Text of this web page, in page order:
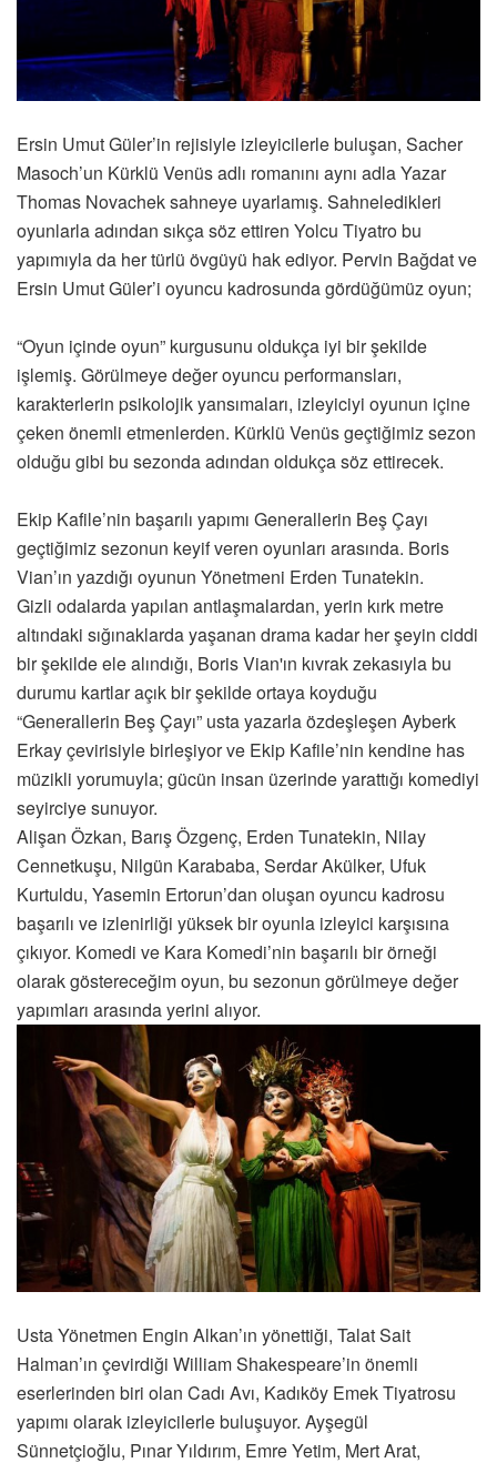
Ersin Umut Güler’in rejisiyle izleyicilerle buluşan, Sacher
Masoch’un Kürklü Venüs adlı romanını aynı adla Yazar
Thomas Novachek sahneye uyarlamış. Sahneledikleri
oyunlarla adından sıkça söz ettiren Yolcu Tiyatro bu
yapımıyla da her türlü övgüyü hak ediyor. Pervin Bağdat ve
Ersin Umut Güler’i oyuncu kadrosunda gördüğümüz oyun;
“Oyun içinde oyun” kurgusunu oldukça iyi bir şekilde
işlemiş. Görülmeye değer oyuncu performansları,
karakterlerin psikolojik yansımaları, izleyiciyi oyunun içine
çeken önemli etmenlerden. Kürklü Venüs geçtiğimiz sezon
olduğu gibi bu sezonda adından oldukça söz ettirecek.
Ekip Kafile’nin başarılı yapımı Generallerin Beş Çayı
geçtiğimiz sezonun keyif veren oyunları arasında. Boris
Vian’ın yazdığı oyunun Yönetmeni Erden Tunatekin.
Gizli odalarda yapılan antlaşmalardan, yerin kırk metre
altındaki sığınaklarda yaşanan drama kadar her şeyin ciddi
bir şekilde ele alındığı, Boris Vian'ın kıvrak zekasıyla bu
durumu kartlar açık bir şekilde ortaya koyduğu
“Generallerin Beş Çayı” usta yazarla özdeşleşen Ayberk
Erkay çevirisiyle birleşiyor ve Ekip Kafile’nin kendine has
müzikli yorumuyla; gücün insan üzerinde yarattığı komediyi
seyirciye sunuyor.
Alişan Özkan, Barış Özgenç, Erden Tunatekin, Nilay
Cennetkuşu, Nilgün Karababa, Serdar Akülker, Ufuk
Kurtuldu, Yasemin Ertorun’dan oluşan oyuncu kadrosu
başarılı ve izlenirliği yüksek bir oyunla izleyici karşısına
çıkıyor. Komedi ve Kara Komedi’nin başarılı bir örneği
olarak göstereceğim oyun, bu sezonun görülmeye değer
yapımları arasında yerini alıyor.
Usta Yönetmen Engin Alkan’ın yönettiği, Talat Sait
Halman’ın çevirdiği William Shakespeare’in önemli
eserlerinden biri olan Cadı Avı, Kadıköy Emek Tiyatrosu
yapımı olarak izleyicilerle buluşuyor. Ayşegül
Sünnetçioğlu, Pınar Yıldırım, Emre Yetim, Mert Arat,